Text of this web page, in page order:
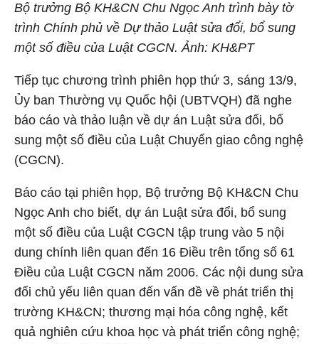
Bộ trưởng Bộ KH&CN Chu Ngọc Anh trình bày tờ
trình Chính phủ về Dự thảo Luật sửa đổi, bổ sung
một số điều của Luật CGCN. Ảnh: KH&PT
Tiếp tục chương trình phiên họp thứ 3, sáng 13/9,
Ủy ban Thường vụ Quốc hội (UBTVQH) đã nghe
báo cáo và thảo luận về dự án Luật sửa đổi, bổ
sung một số điều của Luật Chuyển giao công nghệ
(CGCN).
Báo cáo tại phiên họp, Bộ trưởng Bộ KH&CN Chu
Ngọc Anh cho biết, dự án Luật sửa đổi, bổ sung
một số điều của Luật CGCN tập trung vào 5 nội
dung chính liên quan đến 16 Điều trên tổng số 61
Điều của Luật CGCN năm 2006. Các nội dung sửa
đổi chủ yếu liên quan đến vấn đề về phát triển thị
trường KH&CN; thương mại hóa công nghệ, kết
quả nghiên cứu khoa học và phát triển công nghệ;